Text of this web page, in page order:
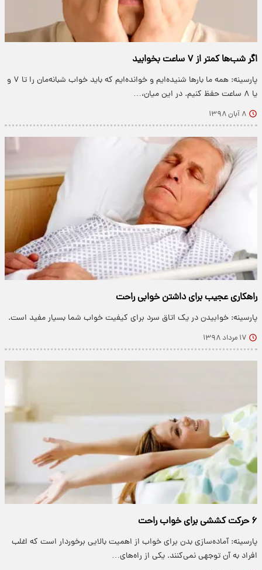
اگر شب‌ها کمتر از ۷ ساعت بخوابید
پارسینه: همه ما بار‌ها شنیده‌ایم و خوانده‌ایم که باید خواب شبانه‌مان را تا ۷ و
یا ۸ ساعت حفظ کنیم. در این میان،…
۸ آبان ۱۳۹۸
راهکاری عجیب برای داشتن خوابی راحت
پارسینه: خوابیدن در یک اتاق سرد برای کیفیت خواب شما بسیار مفید است.
۱۷ مرداد ۱۳۹۸
۶ حرکت کششی برای خواب راحت
پارسینه: آماده‌سازی بدن برای خواب از اهمیت بالایی برخوردار است که اغلب
افراد به آن توجهی نمی‌کنند. یکی از راه‌های…